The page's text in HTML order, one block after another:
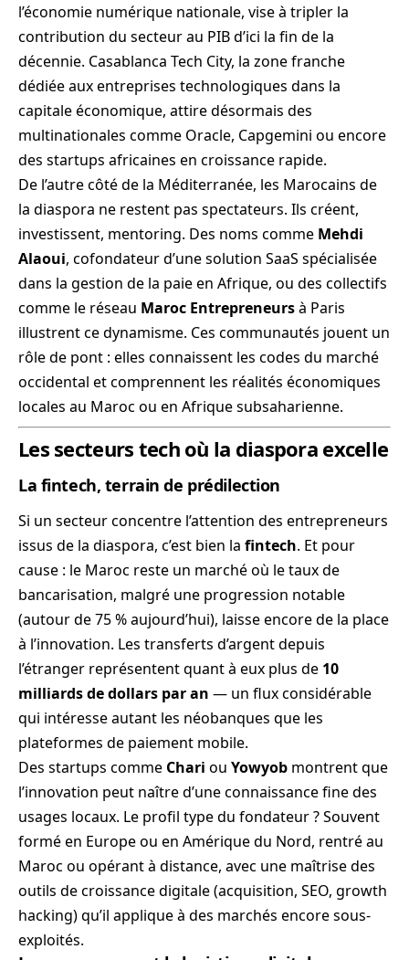
l’économie numérique nationale, vise à tripler la
contribution du secteur au PIB d’ici la fin de la
décennie. Casablanca Tech City, la zone franche
dédiée aux entreprises technologiques dans la
capitale économique, attire désormais des
multinationales comme Oracle, Capgemini ou encore
des startups africaines en croissance rapide.
De l’autre côté de la Méditerranée, les Marocains de
la diaspora ne restent pas spectateurs. Ils créent,
investissent, mentoring. Des noms comme Mehdi
Alaoui, cofondateur d’une solution SaaS spécialisée
dans la gestion de la paie en Afrique, ou des collectifs
comme le réseau Maroc Entrepreneursà Paris
illustrent ce dynamisme. Ces communautés jouent un
rôle de pont : elles connaissent les codes du marché
occidental et comprennent les réalités économiques
locales au Maroc ou en Afrique subsaharienne.
Les secteurs tech où la diaspora excelle
La fintech, terrain de prédilection
Si un secteur concentre l’attention des entrepreneurs
issus de la diaspora, c’est bien la fintech. Et pour
cause : le Maroc reste un marché où le taux de
bancarisation, malgré une progression notable
(autour de 75 % aujourd’hui), laisse encore de la place
à l’innovation. Les transferts d’argent depuis
l’étranger représentent quant à eux plus de 10
milliards de dollars par an — un flux considérable
qui intéresse autant les néobanques que les
plateformes de paiement mobile.
Des startups comme Chari ou Yowyob montrent que
l’innovation peut naître d’une connaissance fine des
usages locaux. Le profil type du fondateur ? Souvent
formé en Europe ou en Amérique du Nord, rentré au
Maroc ou opérant à distance, avec une maîtrise des
outils de croissance digitale (acquisition, SEO, growth
hacking) qu’il applique à des marchés encore sous-
exploités.